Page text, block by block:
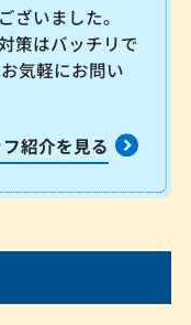
ざいました。
策はバッチリで
気軽にお問い
紹介を見る